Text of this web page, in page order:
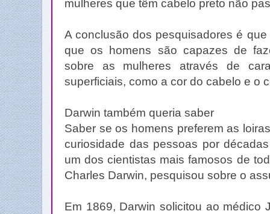
mulheres que têm cabelo preto não
A conclusão dos pesquisadores é
que os homens são capazes de
sobre as mulheres através de
superficiais, como a cor do cabelo e o
Darwin também queria saber
Saber se os homens preferem as
curiosidade das pessoas por
um dos cientistas mais famosos de
Charles Darwin, pesquisou sobre o
Em 1869, Darwin solicitou ao médico